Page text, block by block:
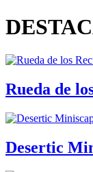
Rueda de
Desertic